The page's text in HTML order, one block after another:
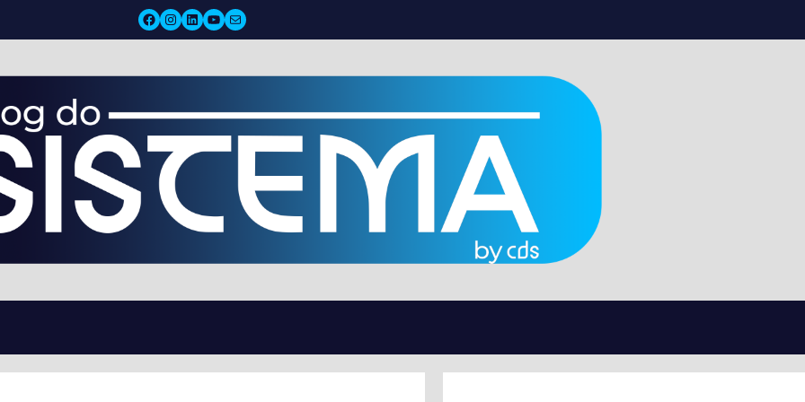
Facebook
Instagram
LinkedIn
YouTube
Mail